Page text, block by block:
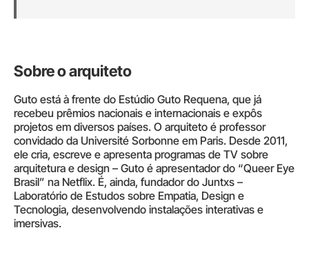
Sobre o arquiteto
Guto está à frente do Estúdio Guto Requena, que já
recebeu prêmios nacionais e internacionais e expôs
projetos em diversos países. O arquiteto é professor
convidado da Université Sorbonne em Paris. Desde 2011,
ele cria, escreve e apresenta programas de TV sobre
arquitetura e design – Guto é apresentador do “Queer Eye
Brasil” na Netflix. É, ainda, fundador do Juntxs –
Laboratório de Estudos sobre Empatia, Design e
Tecnologia, desenvolvendo instalações interativas e
imersivas.